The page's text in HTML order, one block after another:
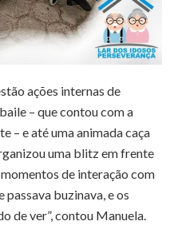
ações internas de
– que contou com a
– e até uma animada caça
uma blitz em frente
de interação com
passava buzinava, e os
de ver”, contou Manuela.